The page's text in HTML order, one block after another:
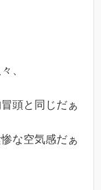
、
頭と同じだぁ
な空気感だぁ